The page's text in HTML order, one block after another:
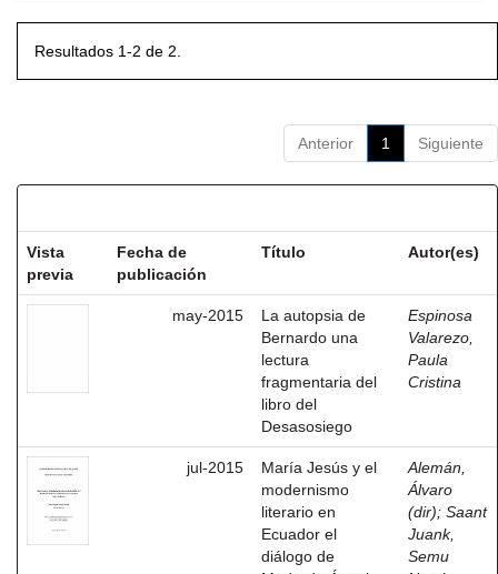
Resultados 1-2 de 2.
Anterior 1 Siguiente
Vista
previa
Fecha de
publicación
Título Autor(es)
may-2015
La autopsia de
Bernardo una
lectura
fragmentaria del
libro del
Desasosiego
Espinosa
Valarezo,
Paula
Cristina
jul-2015
María Jesús y el
modernismo
literario en
Ecuador el
diálogo de
Alemán,
Álvaro
(dir); Saant
Juank,
Semu